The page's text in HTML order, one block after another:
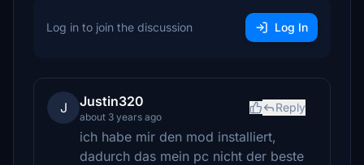
Log in to join the discussion Log In
J Justin320
about 3 years ago
Reply
ich habe mir den mod installiert,
dadurch das mein pc nicht der beste